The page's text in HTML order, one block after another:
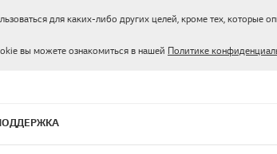
для каких-либо других целей, кроме тех, которые
вы можете ознакомиться в нашей Политике